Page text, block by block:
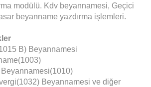
modülü. Kdv beyannamesi, Geçici
beyanname yazdırma işlemleri.
B) Beyannamesi
Beyannamesi ve diğer